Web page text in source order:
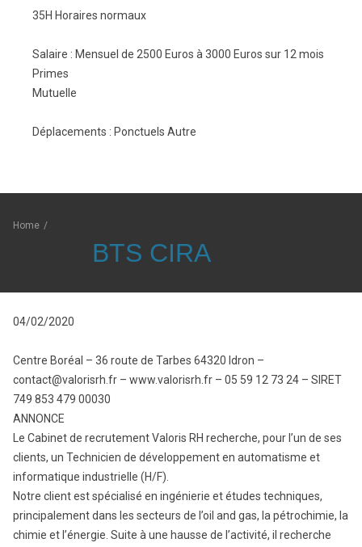
e
e
c
o
t
D
r
é
e
u
a
35H Horaires normaux
S
a
l
i
Salaire : Mensuel de 2500 Euros à 3000 Euros sur 12 mois
Primes
Mutuelle
D
c
t
:
Déplacements : Ponctuels Autre
Home /
BTS CIRA
04/02/2020
Centre Boréal – 36 route de Tarbes 64320 Idron –
contact@valorisrh.fr – www.valorisrh.fr – 05 59 12 73 24 – SIRET
749 853 479 00030
ANNONCE
Le Cabinet de recrutement Valoris RH recherche, pour l’un de ses
clients, un Technicien de développement en automatisme et
informatique industrielle (H/F).
Notre client est spécialisé en ingénierie et études techniques,
principalement dans les secteurs de l’oil and gas, la pétrochimie, la
chimie et l’énergie. Suite à une hausse de l’activité, il recherche